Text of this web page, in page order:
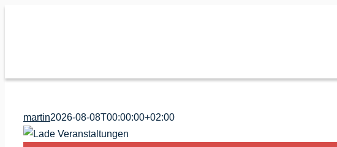
martin2026-08-08T00:00:00+02:00